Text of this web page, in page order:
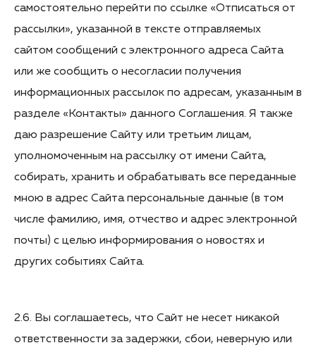
самостоятельно перейти по ссылке «Отписаться от
рассылки», указанной в тексте отправляемых
сайтом сообщений с электронного адреса Сайта
или же сообщить о несогласии получения
информационных рассылок по адресам, указанным в
разделе «Контакты» данного Соглашения. Я также
даю разрешение Сайту или третьим лицам,
уполномоченным на рассылку от имени Сайта,
собирать, хранить и обрабатывать все переданные
мною в адрес Сайта персональные данные (в том
числе фамилию, имя, отчество и адрес электронной
почты) с целью информирования о новостях и
других событиях Сайта.
2.6. Вы соглашаетесь, что Сайт не несет никакой
ответственности за задержки, сбои, неверную или